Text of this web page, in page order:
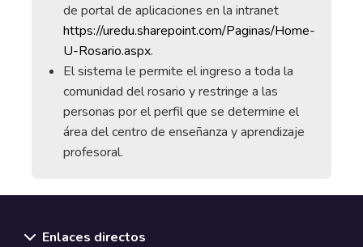
de portal de aplicaciones en la intranet
https://uredu.sharepoint.com/Paginas/Home-
U-Rosario.aspx.
El sistema le permite el ingreso a toda la
comunidad del rosario y restringe a las
personas por el perfil que se determine el
área del centro de enseñanza y aprendizaje
profesoral.
Enlaces directos